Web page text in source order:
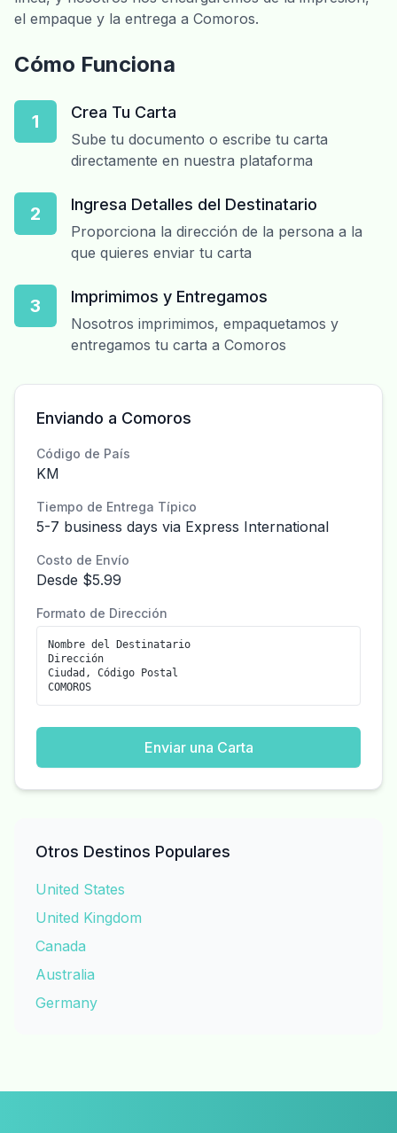
el empaque y la entrega a Comoros.
Cómo Funciona
1 Crea Tu Carta
Sube tu documento o escribe tu carta
directamente en nuestra plataforma
2 Ingresa Detalles del Destinatario
Proporciona la dirección de la persona a la
que quieres enviar tu carta
3 Imprimimos y Entregamos
Nosotros imprimimos, empaquetamos y
entregamos tu carta a Comoros
Enviando a Comoros
Código de País
KM
Tiempo de Entrega Típico
5-7 business days via Express International
Costo de Envío
Desde $5.99
Formato de Dirección
Nombre del Destinatario
Dirección
Ciudad, Código Postal
COMOROS
Enviar una Carta
Otros Destinos Populares
United States
United Kingdom
Canada
Australia
Germany